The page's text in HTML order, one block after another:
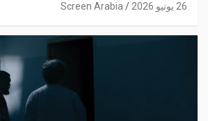
26 يونيو 2026 Screen Arabia